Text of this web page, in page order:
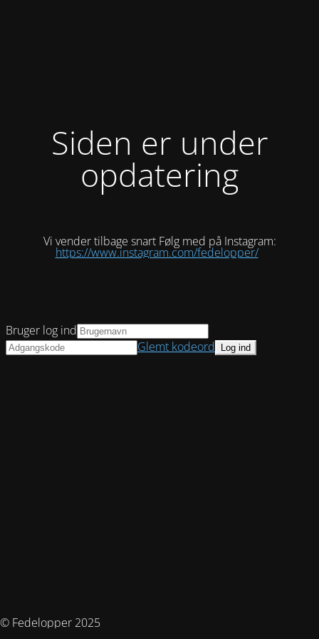
Siden er under
opdatering
Vi vender tilbage snart Følg med på Instagram:
https://www.instagram.com/fedelopper/
© Fedelopper 2025
Bruger log ind
Glemt kodeord